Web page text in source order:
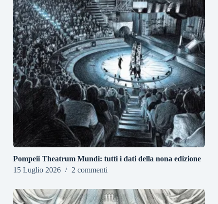
Pompeii Theatrum Mundi: tutti i dati della nona edizione
15 Luglio 2026
2 commenti